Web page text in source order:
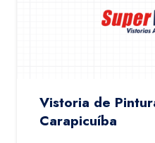
Vistoria de
Carapicuíba